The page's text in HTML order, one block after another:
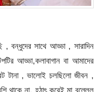
সাথে আড্ডা , সারাদিন
আড্ডা,কলাবাগান বা আমাদের
টানা , ভালোই চলছিলো জীবন ,